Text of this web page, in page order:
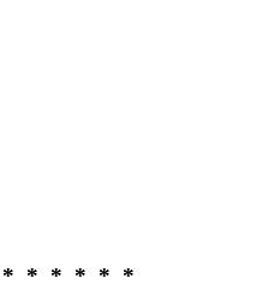
* * * * * *